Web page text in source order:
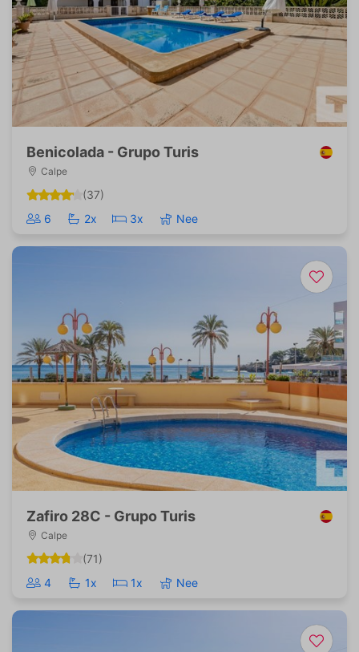
Benicolada - Grupo Turis
Calpe
(37)
6
2x 3x Nee
Zafiro 28C - Grupo Turis
Calpe
(71)
4
1x 1x Nee